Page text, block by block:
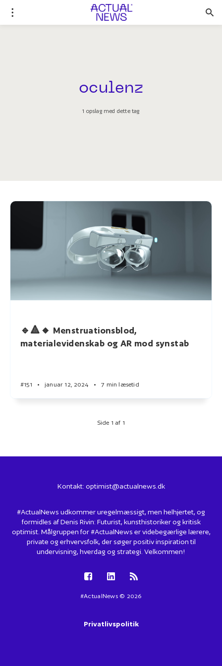
oculenz
1 opslag med dette tag
🔹🔺🔸 Menstruationsblod,
materialevidenskab og AR mod synstab
#151 • januar 12, 2024 • 7 min læsetid
Side 1 af 1
Kontakt: optimist@actualnews.dk
#ActualNews udkommer uregelmæssigt, men helhjertet, og
formidles af Denis Rivin: Futurist, kunsthistoriker og kritisk
optimist. Målgruppen for #ActualNews er videbegærlige lærere,
private og erhvervsfolk, der søger positiv inspiration til
undervisning, hverdag og strategi. Velkommen!
#ActualNews © 2026
Privatlivspolitik